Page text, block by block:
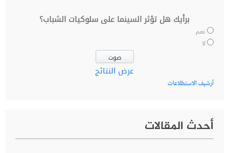
برأيك هل تؤثر السينما على سلوكيات الشباب؟
نعم
لا
عرض النتائج
أرشيف الاستطلاعات
أحدث المقالات